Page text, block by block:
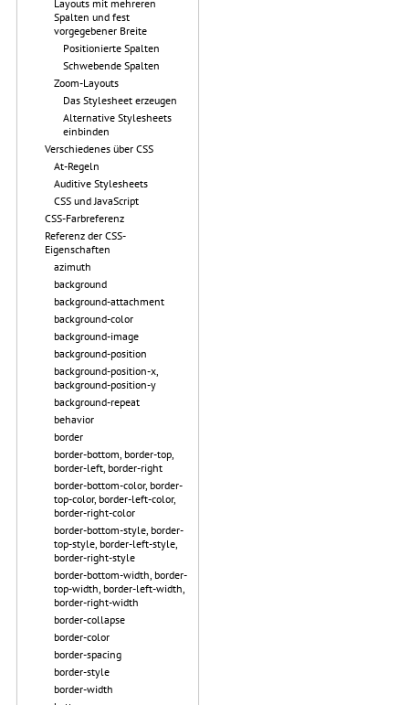
Layouts mit mehreren
Spalten und fest
vorgegebener Breite
Positionierte Spalten
Schwebende Spalten
Zoom-Layouts
Das Stylesheet erzeugen
Alternative Stylesheets
einbinden
Verschiedenes über CSS
At-Regeln
Auditive Stylesheets
CSS und JavaScript
CSS-Farbreferenz
Referenz der CSS-
Eigenschaften
azimuth
background
background-attachment
background-color
background-image
background-position
background-position-x,
background-position-y
background-repeat
behavior
border
border-bottom, border-top,
border-left, border-right
border-bottom-color, border-
top-color, border-left-color,
border-right-color
border-bottom-style, border-
top-style, border-left-style,
border-right-style
border-bottom-width, border-
top-width, border-left-width,
border-right-width
border-collapse
border-color
border-spacing
border-style
border-width